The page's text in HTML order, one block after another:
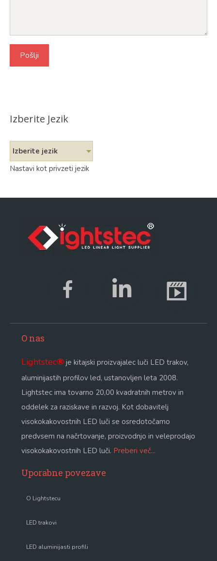
Izberite Jezik
Izberite jezik
Nastavi kot privzeti jezik
O nas
Lightstec® je kitajski proizvajalec luči LED trakov,
aluminijastih profilov led, ustanovljen leta 2008.
Lightstec ima tovarno 20,00 kvadratnih metrov in
oddelek za raziskave in razvoj. Kot dobavitelj
visokokakovostnih LED luči se osredotočamo
predvsem na načrtovanje, proizvodnjo in veleprodajo
visokokakovostnih LED luči. Preberi več...
Uporabne povezave
O Lightstecu
LED trakovi
LED aluminijasti profili